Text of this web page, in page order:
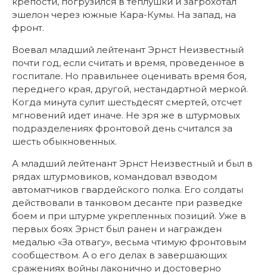
эшелон через южные Кара-Кумы. На запад, на
фронт.
Воевал младший лейтенант Эрнст Неизвестный
почти год, если считать и время, проведенное в
госпитале. Но правильнее оценивать время боя,
переднего края, другой, нестандартной меркой.
Когда минута сулит шестьдесят смертей, отсчет
мгновений идет иначе. Не зря же в штурмовых
подразделениях фронтовой день считался за
шесть обыкновенных.
А младший лейтенант Эрнст Неизвестный и был в
рядах штурмовиков, командовал взводом
автоматчиков гвардейского полка. Его солдаты
действовали в танковом десанте при разведке
боем и при штурме укрепленных позиций. Уже в
первых боях Эрнст был ранен и награжден
медалью «За отвагу», весьма чтимую фронтовым
сообществом. А о его делах в завершающих
сражениях войны лаконично и достоверно